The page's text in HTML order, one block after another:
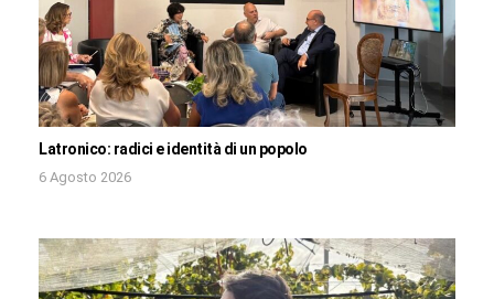
Latronico: radici e identità di un popolo
6 Agosto 2026